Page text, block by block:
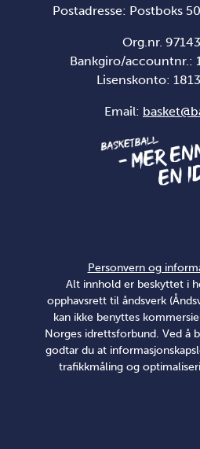
Postadresse: Postboks
Org.nr.
Bankgiro/accountnr.:
Lisenskonto:
Email:
Personvern og
Alt innhold er beskyttet i
opphavsrett til åndsverk
kan ikke benyttes
Norges idrettsforbund. Ved å
godtar du at
trafikkmåling og